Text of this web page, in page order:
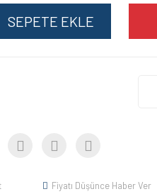
SEPETE EKLE
Fiyatı Düşünce Haber Ver